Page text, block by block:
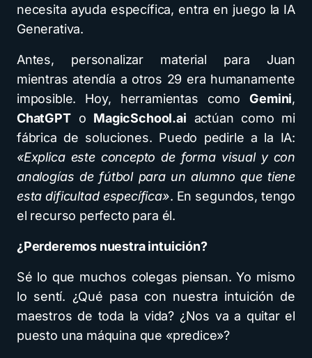
necesita ayuda específica, entra en juego la IA
Generativa.
Antes, personalizar material para Juan
mientras atendía a otros 29 era humanamente
imposible. Hoy, herramientas comoGemini,
ChatGPTo MagicSchool.ai actúan como mi
fábrica de soluciones. Puedo pedirle a la IA:
«Explica este concepto de forma visual y con
analogías de fútbol para un alumno que tiene
esta dificultad específica». En segundos, tengo
el recurso perfecto para él.
¿Perderemos nuestra intuición?
Sé lo que muchos colegas piensan. Yo mismo
lo sentí. ¿Qué pasa con nuestra intuición de
maestros de toda la vida? ¿Nos va a quitar el
puesto una máquina que «predice»?